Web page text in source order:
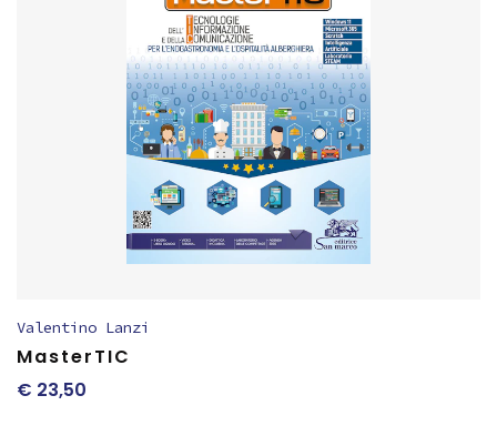
Valentino Lanzi
MasterTIC
€ 23,50